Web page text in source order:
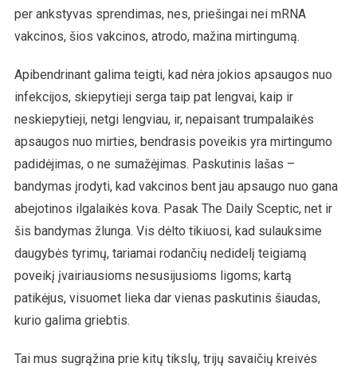
per ankstyvas sprendimas, nes, priešingai nei mRNA
vakcinos, šios vakcinos, atrodo, mažina mirtingumą.
Apibendrinant galima teigti, kad nėra jokios apsaugos nuo
infekcijos, skiepytieji serga taip pat lengvai, kaip ir
neskiepytieji, netgi lengviau, ir, nepaisant trumpalaikės
apsaugos nuo mirties, bendrasis poveikis yra mirtingumo
padidėjimas, o ne sumažėjimas. Paskutinis lašas –
bandymas įrodyti, kad vakcinos bent jau apsaugo nuo gana
abejotinos ilgalaikės kova. Pasak The Daily Sceptic, net ir
šis bandymas žlunga. Vis dėlto tikiuosi, kad sulauksime
daugybės tyrimų, tariamai rodančių nedidelį teigiamą
poveikį įvairiausioms nesusijusioms ligoms; kartą
patikėjus, visuomet lieka dar vienas paskutinis šiaudas,
kurio galima griebtis.
Tai mus sugrąžina prie kitų tikslų, trijų savaičių kreivės